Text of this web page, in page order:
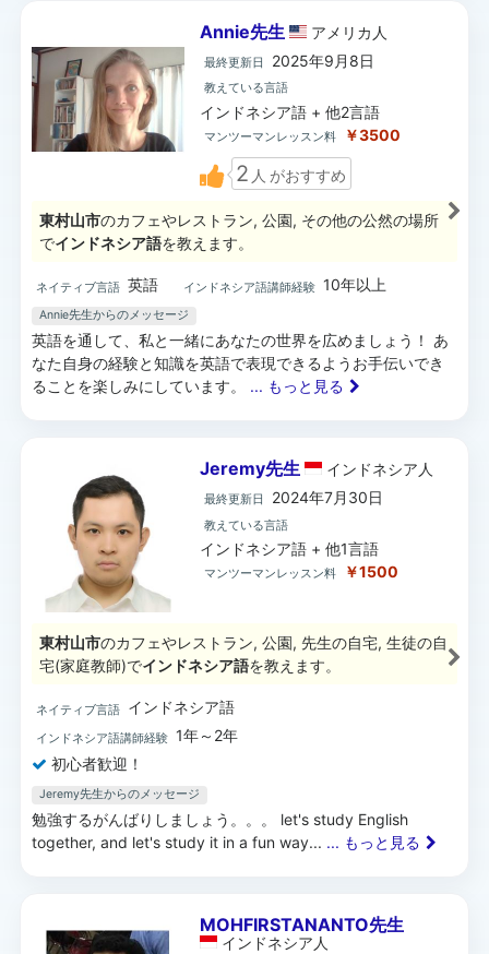
Annie先生 アメリカ 人
最終更新日 2025年9月8日
教えている言語
インドネシア語 + 他2言語
マンツーマンレッスン料 ￥3500
2 人 がおすすめ
東村山市のカフェやレストラン, 公園, その他の公然の場所
でインドネシア語を教えます。
ネイティブ言語 英語 インドネシア語講師経験 10年以上
Annie先生からのメッセージ
英語を通して、私と一緒にあなたの世界を広めましょう！ あ
なた自身の経験と知識を英語で表現できるようお手伝いでき
ることを楽しみにしています。 ... もっと見る
Jeremy先生 インドネシア 人
最終更新日 2024年7月30日
教えている言語
インドネシア語 + 他1言語
マンツーマンレッスン料 ￥1500
東村山市のカフェやレストラン, 公園, 先生の自宅, 生徒の自
宅(家庭教師)でインドネシア語を教えます。
ネイティブ言語 インドネシア語
インドネシア語講師経験 1年～2年
初心者歓迎！
Jeremy先生からのメッセージ
勉強するがんばりしましょう。。。 let's study English
together, and let's study it in a fun way... ... もっと見る
MOHFIRSTANANTO先生
インドネシア 人